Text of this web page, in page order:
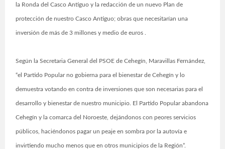
la Ronda del Casco Antiguo y la redacción de un nuevo Plan de
protección de nuestro Casco Antiguo; obras que necesitarían una
inversión de más de 3 millones y medio de euros .
Según la Secretaria General del PSOE de Cehegín, Maravillas Fernández,
“el Partido Popular no gobierna para el bienestar de Cehegín y lo
demuestra votando en contra de inversiones que son necesarias para el
desarrollo y bienestar de nuestro municipio. El Partido Popular abandona
Cehegín y la comarca del Noroeste, dejándonos con peores servicios
públicos, haciéndonos pagar un peaje en sombra por la autovía e
invirtiendo mucho menos que en otros municipios de la Región”.